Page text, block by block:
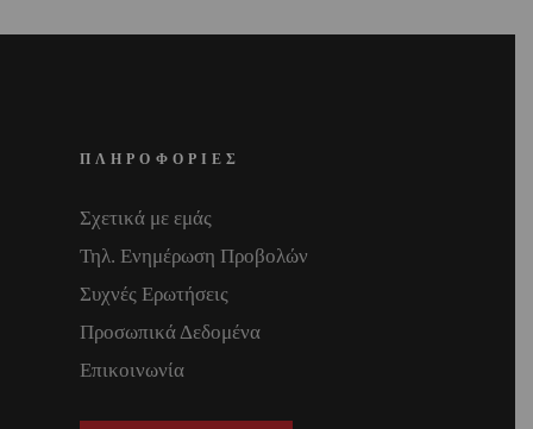
ΠΛΗΡΟΦΟΡΙΕΣ
Σχετικά με εμάς
Τηλ. Ενημέρωση Προβολών
Συχνές Ερωτήσεις
Προσωπικά Δεδομένα
Επικοινωνία